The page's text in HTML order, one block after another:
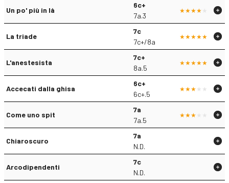
Un po' più in là
6c+
7a.3
La triade
7c
7c+/8a
L'anestesista
7c+
8a.5
Accecati dalla ghisa
6c+
6c+.5
Come uno spit
7a
7a.5
Chiaroscuro
7a
N.D.
Arcodipendenti
7c
N.D.